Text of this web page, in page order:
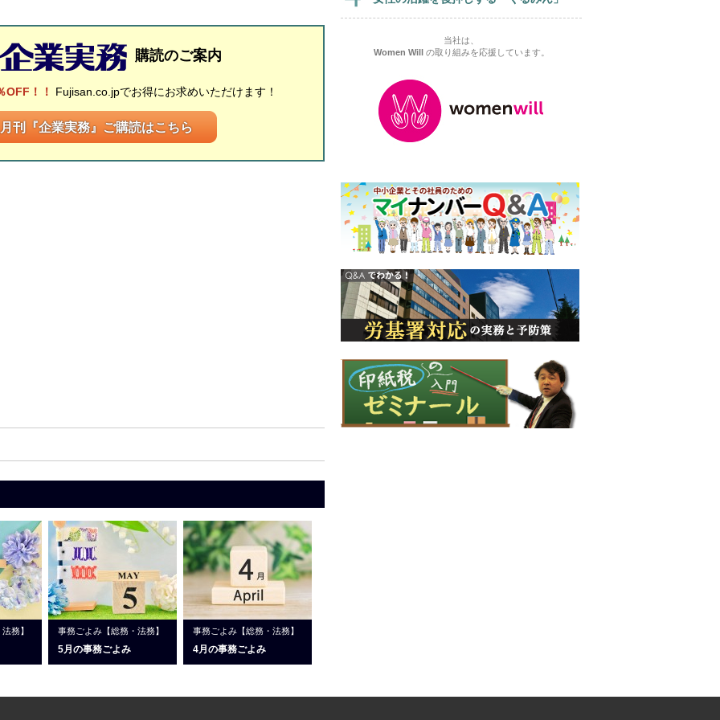
購読のご案内
OFF！！ Fujisan.co.jpでお得にお求めいただけます！
月刊『企業実務』ご購読はこちら
務】 事務ごよみ【総務・法務】
5月の事務ごよみ
事務ごよみ【総務・法務】
4月の事務ごよみ
当社は、
Women Willの取り組みを応援しています。